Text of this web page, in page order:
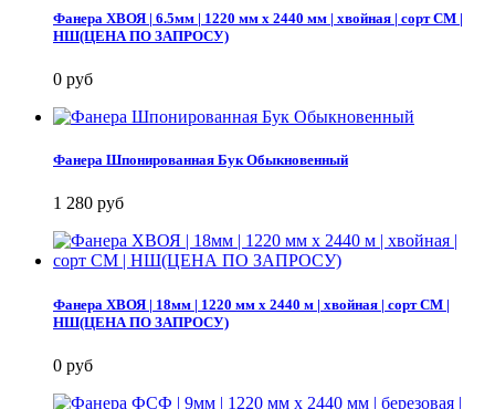
Фанера ХВОЯ | 6.5мм | 1220 мм х 2440 мм | хвойная | сорт СМ |
НШ(ЦЕНА ПО ЗАПРОСУ)
0 руб
Фанера Шпонированная Бук Обыкновенный
1 280 руб
Фанера ХВОЯ | 18мм | 1220 мм х 2440 м | хвойная | сорт СМ |
НШ(ЦЕНА ПО ЗАПРОСУ)
0 руб